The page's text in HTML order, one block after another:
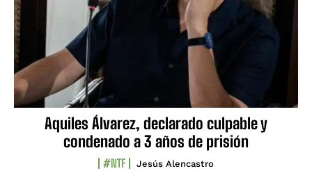
Aquiles Álvarez, declarado culpable y
condenado a 3 años de prisión
#NTF Jesús Alencastro